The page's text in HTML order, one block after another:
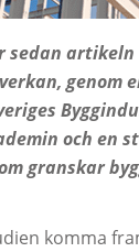
sedan
genom
och en
granskar
komma